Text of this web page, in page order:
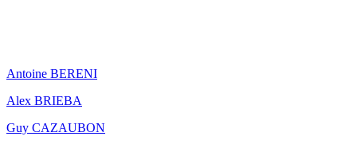
Antoine BERENI
Alex BRIEBA
Guy CAZAUBON